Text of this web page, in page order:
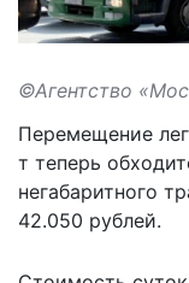
©Агентство
Перемещение
т теперь
негабаритного
42.050 рублей.